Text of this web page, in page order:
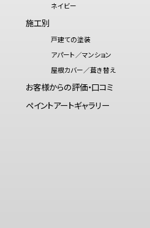
ネイビー
施工別
戸建ての塗装
アパート／マンション
屋根カバー／葺き替え
お客様からの評価・口コミ
ペイントアートギャラリー